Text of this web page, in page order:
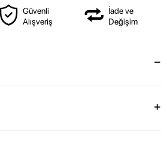
Güvenli
Alışveriş
İade ve
Değişim